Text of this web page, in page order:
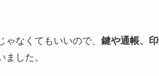
ゃなくてもいいので、 鍵や通帳、
ました。